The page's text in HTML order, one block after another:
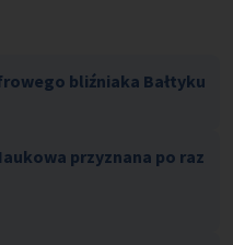
bliźniaka Bałtyku
przyznana po raz